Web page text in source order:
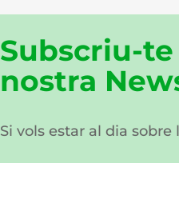
Subscriu-te
nostra
Si vols estar al dia